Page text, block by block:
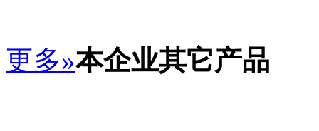
更多»本企业其它产品